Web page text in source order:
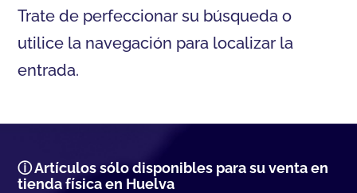
Trate de perfeccionar su búsqueda o
utilice la navegación para localizar la
entrada.
ⓘ Artículos sólo disponibles para su venta en
tienda física en Huelva